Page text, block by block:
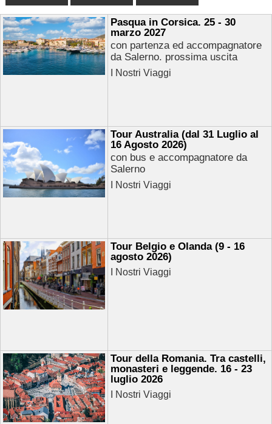
Pasqua in Corsica. 25 - 30
marzo 2027
con partenza ed accompagnatore
da Salerno. prossima uscita
I Nostri Viaggi
Tour Australia (dal 31 Luglio al
16 Agosto 2026)
con bus e accompagnatore da
Salerno
I Nostri Viaggi
Tour Belgio e Olanda (9 - 16
agosto 2026)
I Nostri Viaggi
Tour della Romania. Tra castelli,
monasteri e leggende. 16 - 23
luglio 2026
I Nostri Viaggi